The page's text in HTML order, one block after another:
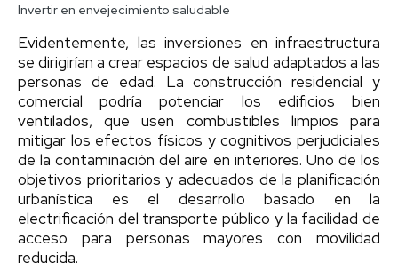
Invertir en envejecimiento saludable
Evidentemente, las inversiones en infraestructura
se dirigirían a crear espacios de salud adaptados a las
personas de edad. La construcción residencial y
comercial podría potenciar los edificios bien
ventilados, que usen combustibles limpios para
mitigar los efectos físicos y cognitivos perjudiciales
de la contaminación del aire en interiores. Uno de los
objetivos prioritarios y adecuados de la planificación
urbanística es el desarrollo basado en la
electrificación del transporte público y la facilidad de
acceso para personas mayores con movilidad
reducida.